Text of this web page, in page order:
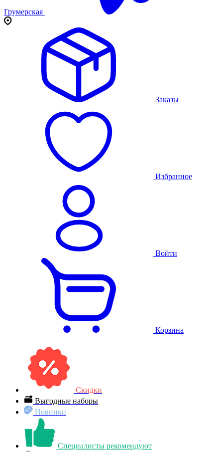
Грумерская
Заказы
Избранное
Войти
Корзина
Скидки
Выгодные наборы
Новинки
Специалисты рекомендуют